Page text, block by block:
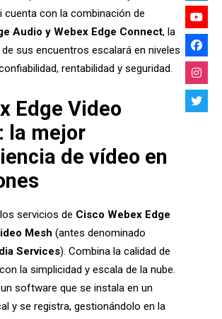
cuenta con la combinación de
Audio y Webex Edge Connect, la
sus encuentros escalará en niveles
rentabilidad y seguridad.
Edge Video
la mejor
de vídeo en
servicios de Cisco Webex Edge
Mesh (antes denominado
Services). Combina la calidad de
la simplicidad y escala de la nube.
software que se instala en un
y se registra, gestionándolo en la